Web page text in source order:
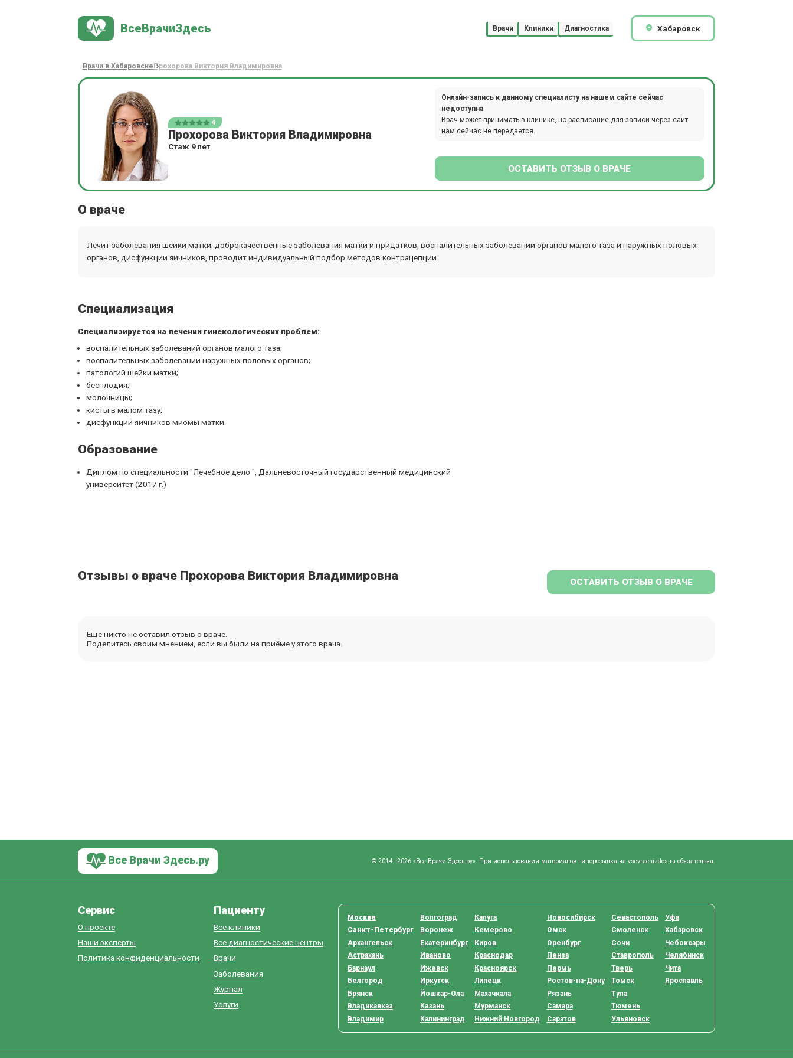
ВсеВрачиЗдесь Врачи Клиники Диагностика Хабаровск
Врачи в Хабаровске Прохорова Виктория Владимировна
4
Прохорова Виктория Владимировна
Стаж 9 лет
Онлайн-запись к данному специалисту на нашем сайте сейчас
недоступна
Врач может принимать в клинике, но расписание для записи через сайт
нам сейчас не передается.
ОСТАВИТЬ ОТЗЫВ О ВРАЧЕ
О враче
Лечит заболевания шейки матки, доброкачественные заболевания матки и придатков, воспалительных заболеваний органов малого таза и наружных половых
органов, дисфункции яичников, проводит индивидуальный подбор методов контрацепции.
Специализация
Специализируется на лечении гинекологических проблем:
воспалительных заболеваний органов малого таза;
воспалительных заболеваний наружных половых органов;
патологий шейки матки;
бесплодия;
молочницы;
кисты в малом тазу;
дисфункций яичников миомы матки.
Образование
Диплом по специальности "Лечебное дело ", Дальневосточный государственный медицинский
университет (2017 г.)
Отзывы о враче Прохорова Виктория Владимировна ОСТАВИТЬ ОТЗЫВ О ВРАЧЕ
Еще никто не оставил отзыв о враче.
Поделитесь своим мнением, если вы были на приёме у этого врача.
Все Врачи Здесь.ру © 2014—2026 «Все Врачи Здесь.ру». При использовании материалов гиперссылка на vsevrachizdes.ru обязательна.
Сервис
О проекте
Наши эксперты
Политика конфиденциальности
Пациенту
Все клиники
Все диагностические центры
Врачи
Заболевания
Журнал
Услуги
Москва
Санкт-Петербург
Архангельск
Астрахань
Барнаул
Белгород
Брянск
Владикавказ
Владимир
Волгоград
Воронеж
Екатеринбург
Иваново
Ижевск
Иркутск
Йошкар-Ола
Казань
Калининград
Калуга
Кемерово
Киров
Краснодар
Красноярск
Липецк
Махачкала
Мурманск
Нижний Новгород
Новосибирск
Омск
Оренбург
Пенза
Пермь
Ростов-на-Дону
Рязань
Самара
Саратов
Севастополь
Смоленск
Сочи
Ставрополь
Тверь
Томск
Тула
Тюмень
Ульяновск
Уфа
Хабаровск
Чебоксары
Челябинск
Чита
Ярославль